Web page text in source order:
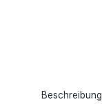
Beschreibung